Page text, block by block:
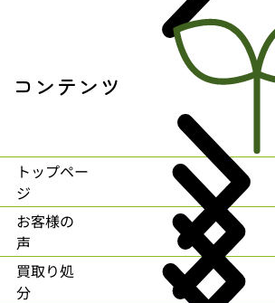
コンテンツ
トップペー
ジ
お客様の
声
買取り処
分